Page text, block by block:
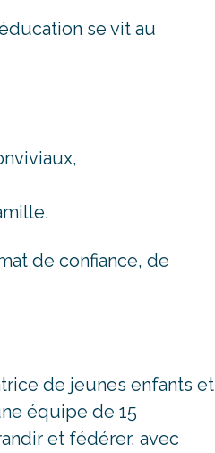
se vit au
de confiance, de
de jeunes enfants et
équipe de 15
et fédérer, avec